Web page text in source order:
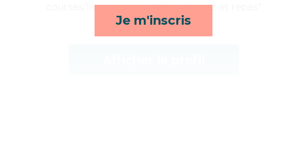
Je m'inscris
courses/livraison, activités, ménage et repas*